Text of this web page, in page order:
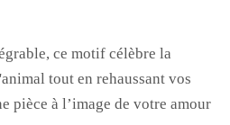
ce motif célèbre la
tout en rehaussant vos
pièce à l’image de votre amour